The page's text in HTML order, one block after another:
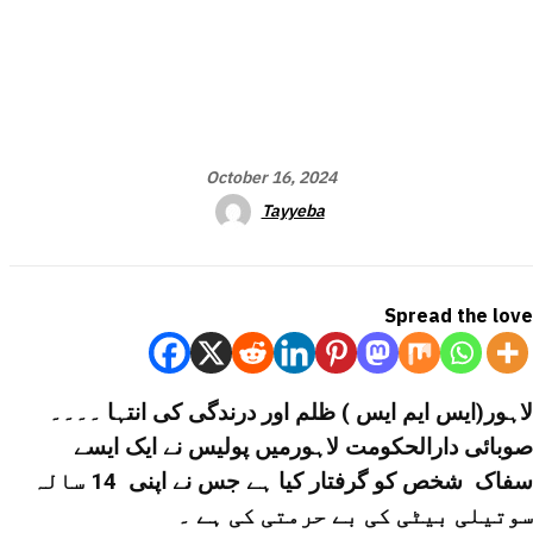
October 16, 2024
Tayyeba
Spread the love
لاہور(ایس ایم ایس ) ظلم اور درندگی کی انتہا ۔۔۔۔
صوبائی دارالحکومت لاہورمیں پولیس نے ایک ایسے
سفاک شخص کو گرفتار کیا ہے جس نے اپنی 14 سالہ
سوتیلی بیٹی کی بے حرمتی کی ہے ۔